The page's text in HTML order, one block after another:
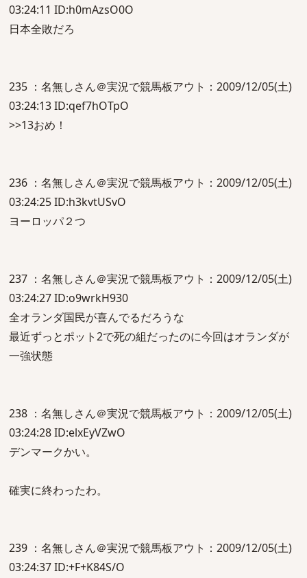
03:24:11 ID:h0mAzsO0O
日本全敗だろ
235 ：名無しさん＠実況で競馬板アウト：2009/12/05(土)
03:24:13 ID:qef7hOTpO
>>13おめ！
236 ：名無しさん＠実況で競馬板アウト：2009/12/05(土)
03:24:25 ID:h3kvtUSvO
ヨーロッパ２つ
237 ：名無しさん＠実況で競馬板アウト：2009/12/05(土)
03:24:27 ID:o9wrkH930
全オランダ国民が喜んでるだろうな
最近ずっとポット2で死の組だったのに今回はオランダが
一強状態
238 ：名無しさん＠実況で競馬板アウト：2009/12/05(土)
03:24:28 ID:elxEyVZwO
デンマークかい。
確実に終わったわ。
239 ：名無しさん＠実況で競馬板アウト：2009/12/05(土)
03:24:37 ID:+F+K84S/O